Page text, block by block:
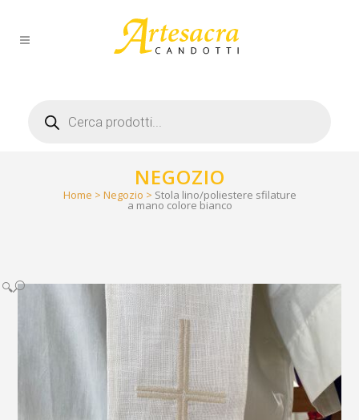
search
NEGOZIO
Home > Negozio > Stola lino/poliestere sfilature
a mano colore bianco
🔍